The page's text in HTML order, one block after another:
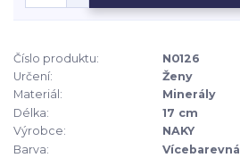
Číslo produktu:
N0126
Určení:
Ženy
Materiál:
Minerály
Délka:
17 cm
Výrobce:
NAKY
Barva:
Vícebarevná